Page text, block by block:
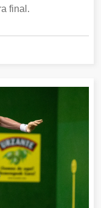
final.